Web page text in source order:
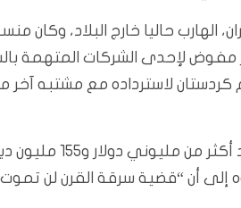
الهارب حاليا خارج البلاد،
لإحدى الشركات المتهمة
وعدد المتهمين فاق
إلى أن “قضية سرقة القرن لن